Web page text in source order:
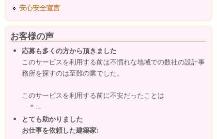
安心安全宣言
お客様の声
応募も多くの方から頂きました
このサービスを利用する前は不慣れな地域での数社の設計事
務所を探すのは至難の業でした。
このサービスを利用する前に不安だったことは
＊...
とても助かりました
お仕事を依頼した建築家: